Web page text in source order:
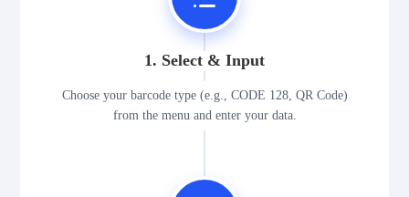
1. Select & Input
Choose your barcode type (e.g., CODE 128, QR Code)
from the menu and enter your data.